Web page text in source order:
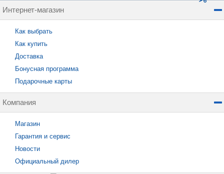
Интернет-магазин
Как выбрать
Как купить
Доставка
Бонусная программа
Подарочные карты
Компания
Магазин
Гарантия и сервис
Новости
Официальный дилер